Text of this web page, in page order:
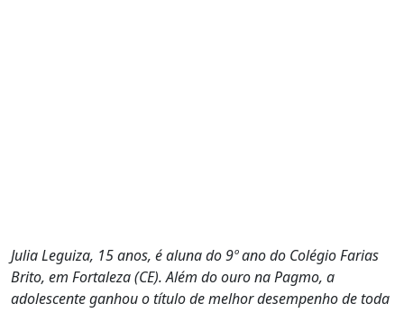
Julia Leguiza, 15 anos, é aluna do 9º ano do Colégio Farias
Brito, em Fortaleza (CE). Além do ouro na Pagmo, a
adolescente ganhou o título de melhor desempenho de toda